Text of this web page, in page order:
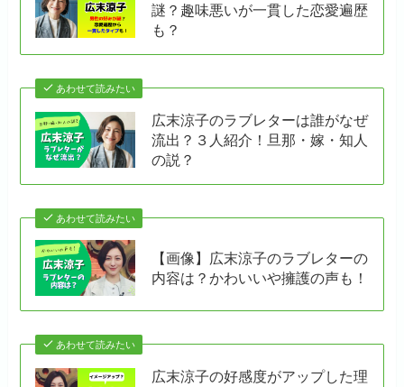
謎？趣味悪いが一貫した恋愛遍歴
も？
あわせて読みたい
広末涼子のラブレターは誰がなぜ
流出？３人紹介！旦那・嫁・知人
の説？
あわせて読みたい
【画像】広末涼子のラブレターの
内容は？かわいいや擁護の声も！
あわせて読みたい
広末涼子の好感度がアップした理